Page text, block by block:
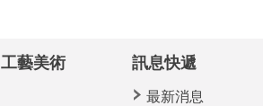
工藝美術 訊息快遞
最新消息